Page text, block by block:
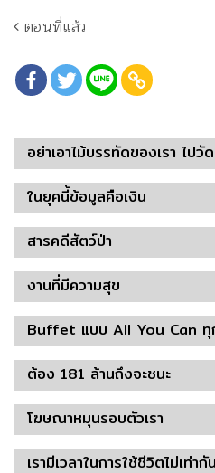
ตอนที่แล้ว
อย่าเอาไม้บรรทัดของเรา ไป
ในยุคนี้ข้อมูลคือเงิน
สารคดีสัตว์ป่า
งานที่มีความสุข
Buffet แบบ All You Can ทุ
ต้อง 181 ล้านถึงจะชนะ
โฆษณาหมุนรอบตัวเรา
เรามีเวลาในการใช้ชีวิตไม่เท่ากัน